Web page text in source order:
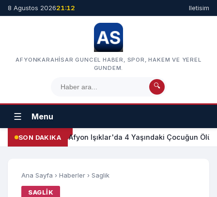
8 Agustos 202621:12 Iletisim
AFYONKARAHISAR GUNCEL HABER, SPOR, HAKEM VE YEREL
GUNDEM.
🔍
☰ Menu
SON DAKIKA Afyon Işıklar'da 4 Yaşındaki Çocuğun
Ana Sayfa › Haberler › Saglik
SAGLIK